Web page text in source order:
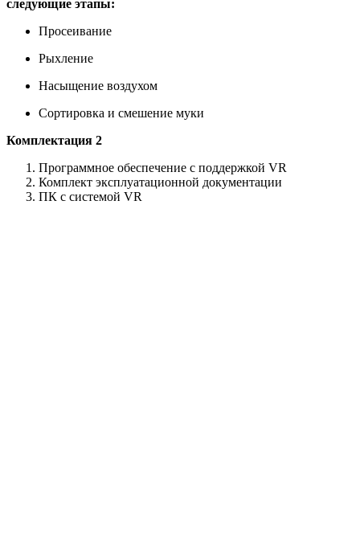
следующие этапы:
Просеивание
Рыхление
Насыщение воздухом
Сортировка и смешение муки
Комплектация 2
Программное обеспечение с поддержкой VR
Комплект эксплуатационной документации
ПК с системой VR